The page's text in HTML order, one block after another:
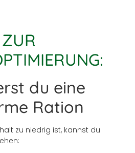
du eine
Ration
zu niedrig ist, kannst du